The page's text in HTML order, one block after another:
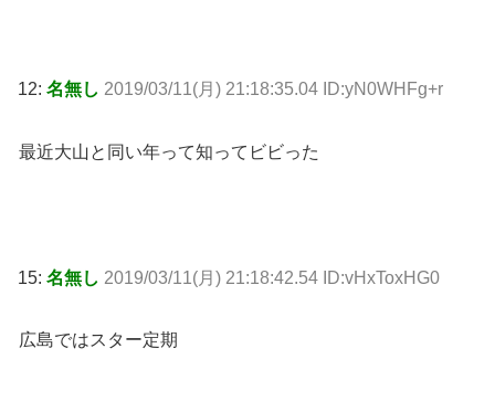
12: 名無し 2019/03/11(月) 21:18:35.04 ID:yN0WHFg+r
最近大山と同い年って知ってビビった
15: 名無し 2019/03/11(月) 21:18:42.54 ID:vHxToxHG0
広島ではスター定期